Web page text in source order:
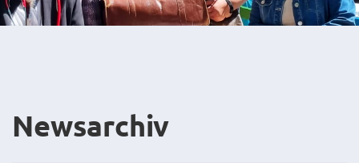
Newsarchiv